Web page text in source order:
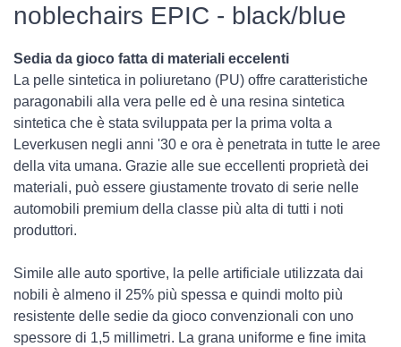
noblechairs EPIC - black/blue
Sedia da gioco fatta di materiali eccelenti
La pelle sintetica in poliuretano (PU) offre caratteristiche
paragonabili alla vera pelle ed è una resina sintetica
sintetica che è stata sviluppata per la prima volta a
Leverkusen negli anni '30 e ora è penetrata in tutte le aree
della vita umana. Grazie alle sue eccellenti proprietà dei
materiali, può essere giustamente trovato di serie nelle
automobili premium della classe più alta di tutti i noti
produttori.
Simile alle auto sportive, la pelle artificiale utilizzata dai
nobili è almeno il 25% più spessa e quindi molto più
resistente delle sedie da gioco convenzionali con uno
spessore di 1,5 millimetri. La grana uniforme e fine imita